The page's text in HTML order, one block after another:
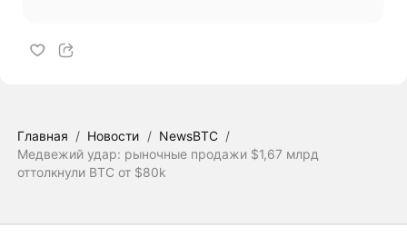
Главная / Новости / NewsBTC /
Медвежий удар: рыночные продажи $1,67 млрд
оттолкнули BTC от $80k